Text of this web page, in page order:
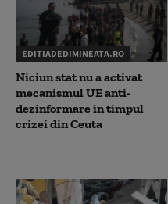
EDITIADEDIMINEATA.RO
Niciun stat nu a activat
mecanismul UE anti-
dezinformare în timpul
crizei din Ceuta